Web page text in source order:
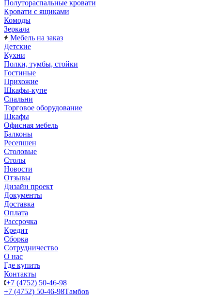
Полутораспальные кровати
Кровати с ящиками
Комоды
Зеркала
Мебель на заказ
Детские
Кухни
Полки, тумбы, стойки
Гостиные
Прихожие
Шкафы-купе
Спальни
Торговое оборудование
Шкафы
Офисная мебель
Балконы
Ресепшен
Столовые
Столы
Новости
Отзывы
Дизайн проект
Документы
Доставка
Оплата
Рассрочка
Кредит
Сборка
Сотрудничество
О нас
Где купить
Контакты
+7 (4752) 50-46-98
+7 (4752) 50-46-98Тамбов